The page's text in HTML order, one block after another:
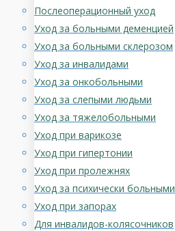
Послеоперационный уход
Уход за больными деменцией
Уход за больными склерозом
Уход за инвалидами
Уход за онкобольными
Уход за слепыми людьми
Уход за тяжелобольными
Уход при варикозе
Уход при гипертонии
Уход при пролежнях
Уход за психически больными
Уход при запорах
Для инвалидов-колясочников